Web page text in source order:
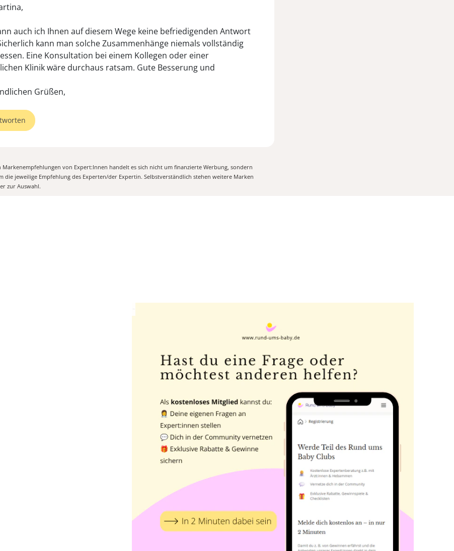
auch ich Ihnen auf diesem Wege keine befriedigenden Antwort
kann man solche Zusammenhänge niemals vollständig
Eine Konsultation bei einem Kollegen oder einer
Klinik wäre durchaus ratsam. Gute Besserung und
Grüßen,
Markenempfehlungen von Expert:Innen handelt es sich nicht um finanzierte Werbung, sondern
die jeweilige Empfehlung des Experten/der Expertin. Selbstverständlich stehen weitere Marken
zur Auswahl.